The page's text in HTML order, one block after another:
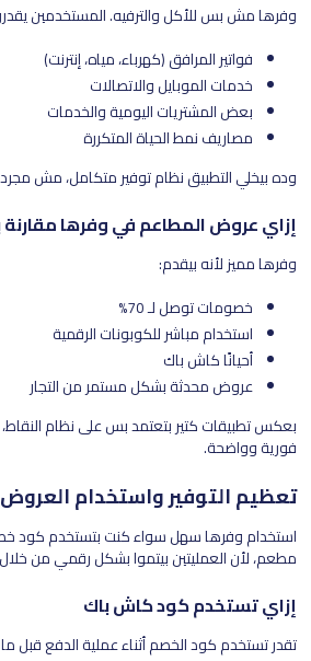
وفرها مش بس للأكل والترفيه. المستخدمين
فواتير المرافق (كهرباء، مياه، إنترنت)
خدمات الموبايل والاتصالات
بعض المشتريات اليومية والخدمات
مصاريف نمط الحياة المتكررة
وده بيخلي التطبيق نظام توفير متكامل، مش
إزاي عروض المطاعم في وفرها مقارنة
وفرها مميز لأنه بيقدم:
خصومات توصل لـ 70%
استخدام مباشر للكوبونات الرقمية
أحيانًا كاش باك
عروض محدثة بشكل مستمر من التجار
بعكس تطبيقات كتير بتعتمد بس على نظام
فورية وواضحة.
تعظيم التوفير واستخدام العروض
استخدام وفرها سهل سواء كنت بتستخدم كود
مطعم، لأن العمليتين بيتموا بشكل رقمي من
إزاي تستخدم كود كاش باك
تقدر تستخدم كود الخصم أثناء عملية الدفع قبل